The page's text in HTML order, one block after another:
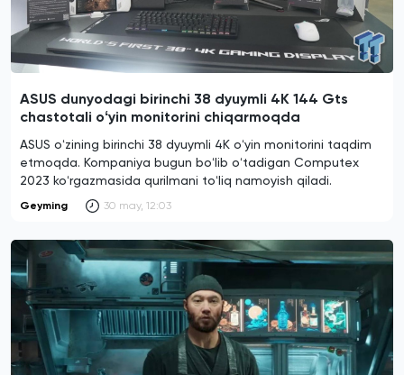
ASUS dunyodagi birinchi 38 dyuymli 4K 144 Gts
chastotali oʻyin monitorini chiqarmoqda
ASUS oʻzining birinchi 38 dyuymli 4K oʻyin monitorini taqdim
etmoqda. Kompaniya bugun boʻlib oʻtadigan Computex
2023 koʻrgazmasida qurilmani toʻliq namoyish qiladi.
Geyming 30 may, 12:03